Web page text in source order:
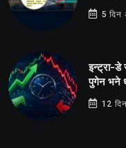
5 दिन
इन्ट्रा-डे
पुगेन भने
12